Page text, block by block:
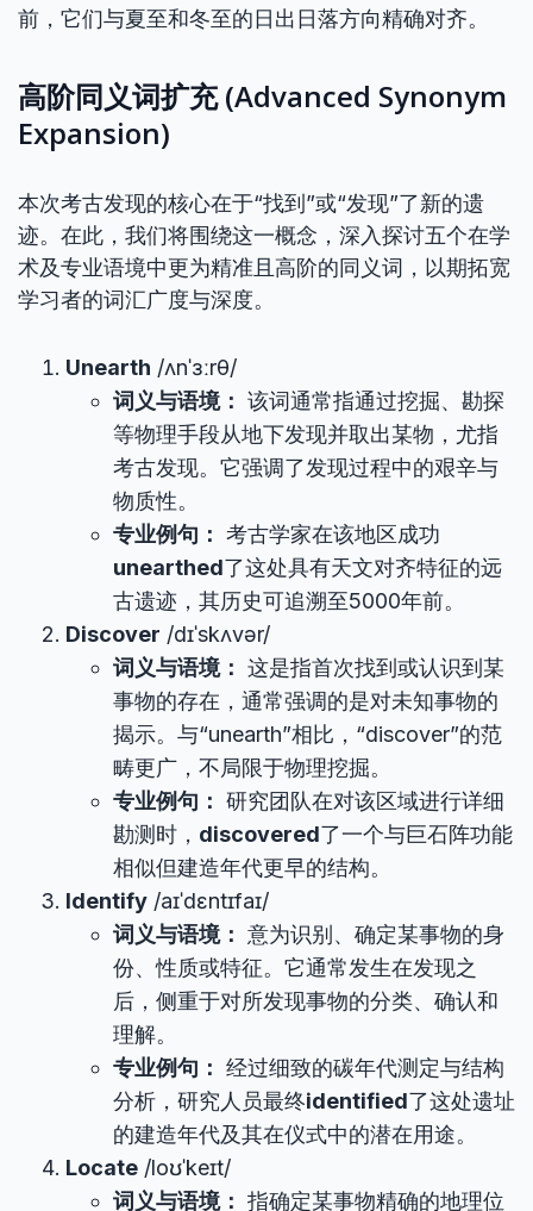
前，它们与夏至和冬至的日出日落方向精确对齐。
高阶同义词扩充 (Advanced Synonym
Expansion)
本次考古发现的核心在于“找到”或“发现”了新的遗
迹。在此，我们将围绕这一概念，深入探讨五个在学
术及专业语境中更为精准且高阶的同义词，以期拓宽
学习者的词汇广度与深度。
Unearth /ʌnˈɜːrθ/
词义与语境： 该词通常指通过挖掘、勘探
等物理手段从地下发现并取出某物，尤指
考古发现。它强调了发现过程中的艰辛与
物质性。
专业例句： 考古学家在该地区成功
unearthed了这处具有天文对齐特征的远
古遗迹，其历史可追溯至5000年前。
Discover /dɪˈskʌvər/
词义与语境： 这是指首次找到或认识到某
事物的存在，通常强调的是对未知事物的
揭示。与“unearth”相比，“discover”的范
畴更广，不局限于物理挖掘。
专业例句： 研究团队在对该区域进行详细
勘测时， discovered了一个与巨石阵功能
相似但建造年代更早的结构。
Identify /aɪˈdɛntɪfaɪ/
词义与语境： 意为识别、确定某事物的身
份、性质或特征。它通常发生在发现之
后，侧重于对所发现事物的分类、确认和
理解。
专业例句： 经过细致的碳年代测定与结构
分析，研究人员最终identified了这处遗址
的建造年代及其在仪式中的潜在用途。
Locate /loʊˈkeɪt/
词义与语境： 指确定某事物精确的地理位